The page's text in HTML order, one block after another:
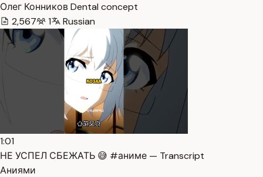
Олег Конников Dental concept
2,567
1 Russian
1:01
НЕ УСПЕЛ СБЕЖАТЬ 😅 #аниме — Transcript
Аниями